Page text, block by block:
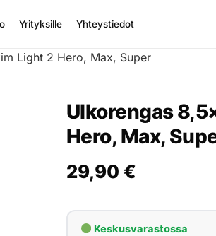
Yrityksille Yhteystiedot
Light 2 Hero, Max, Super
Ulkorengas
Hero, Max,
29,90 €
Keskusvarastossa